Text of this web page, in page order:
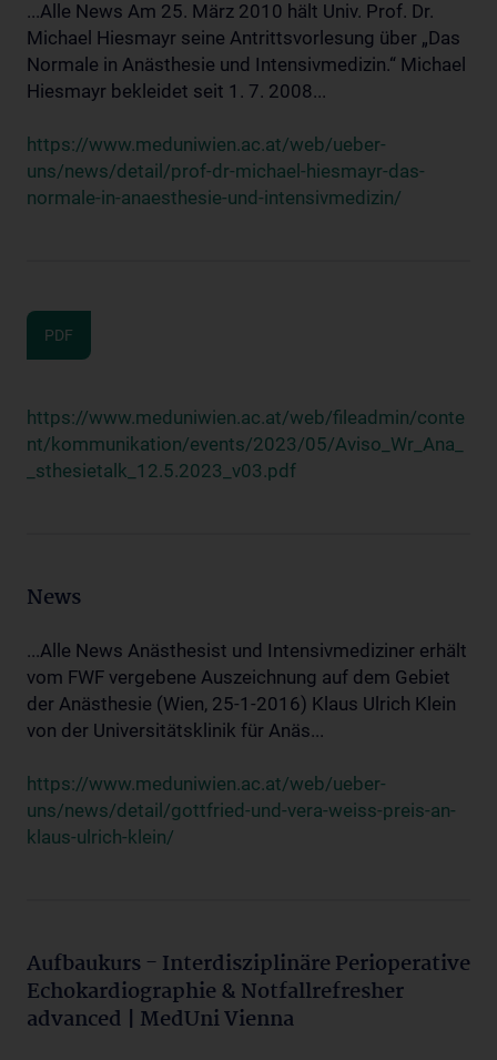
...Alle News Am 25. März 2010 hält Univ. Prof. Dr.
Michael Hiesmayr seine Antrittsvorlesung über „Das
Normale in Anästhesie und Intensivmedizin.“ Michael
Hiesmayr bekleidet seit 1. 7. 2008...
https://www.meduniwien.ac.at/web/ueber-
uns/news/detail/prof-dr-michael-hiesmayr-das-
normale-in-anaesthesie-und-intensivmedizin/
PDF
https://www.meduniwien.ac.at/web/fileadmin/conte
nt/kommunikation/events/2023/05/Aviso_Wr_Ana_
_sthesietalk_12.5.2023_v03.pdf
News
...Alle News Anästhesist und Intensivmediziner erhält
vom FWF vergebene Auszeichnung auf dem Gebiet
der Anästhesie (Wien, 25-1-2016) Klaus Ulrich Klein
von der Universitätsklinik für Anäs...
https://www.meduniwien.ac.at/web/ueber-
uns/news/detail/gottfried-und-vera-weiss-preis-an-
klaus-ulrich-klein/
Aufbaukurs - Interdisziplinäre Perioperative
Echokardiographie & Notfallrefresher
advanced | MedUni Vienna